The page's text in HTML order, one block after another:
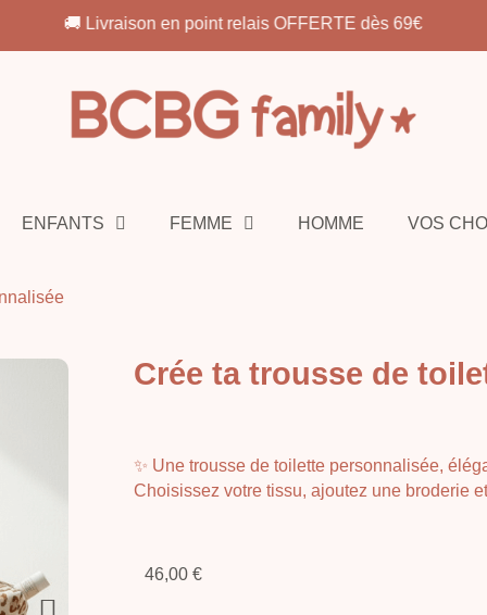
🚚 Livraison en point relais OFFERTE dès 69€
ENFANTS FEMME HOMME VOS
Crée ta trousse de
✨ Une trousse de toilette personnalisée,
Choisissez votre tissu, ajoutez une broderie
46,00 €